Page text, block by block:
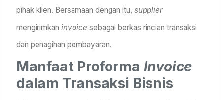
pihak klien. Bersamaan dengan itu, supplier
mengirimkan invoice sebagai berkas rincian transaksi
dan penagihan pembayaran.
Manfaat Proforma Invoice
dalam Transaksi Bisnis